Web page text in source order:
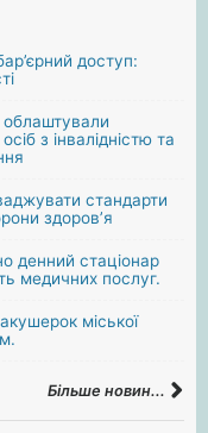
доступ:
облаштували
з інвалідністю та
стандарти
здоров’я
денний стаціонар
медичних послуг.
міської
Більше новин...